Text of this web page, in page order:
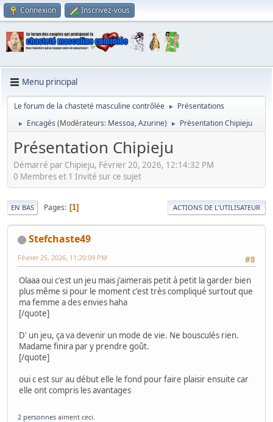
Connexion Inscrivez-vous
Menu principal
Le forum de la chasteté masculine contrôlée ► Présentations
► Encagés (Modérateurs: Messoa,Azurine) ► Présentation Chipieju
Présentation Chipieju
Démarré par Chipieju, Février 20, 2026, 12:14:32 PM
0 Membres et 1 Invité sur ce sujet
EN BAS Pages 1 ACTIONS DE L'UTILISATEUR
Stefchaste49
#8
Février 25, 2026, 11:20:09 PM
Olaaa oui c'est un jeu mais j'aimerais petit à petit la garder bien
plus même si pour le moment c'est très compliqué surtout que
ma femme a des envies haha
[/quote]
D' un jeu, ça va devenir un mode de vie. Ne bousculés rien.
Madame finira par y prendre goût.
[/quote]
oui c est sur au début elle le fond pour faire plaisir ensuite car
elle ont compris les avantages
2 personnes aiment ceci.